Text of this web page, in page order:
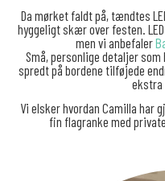
Da mørket faldt på, tændtes
hyggeligt skær over festen.
men vi anbefaler
Små, personlige detaljer
spredt på bordene tilføjede
ekstra
Vi elsker hvordan Camilla har
fin flagranke med